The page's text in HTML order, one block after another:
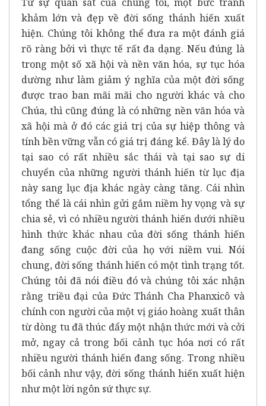
khảm lớn và đẹp về đời sống thánh hiến xuất
hiện. Chúng tôi không thể đưa ra một đánh giá
rõ ràng bởi vì thực tế rất đa dạng. Nếu đúng là
trong một số xã hội và nền văn hóa, sự tục hóa
dường như làm giảm ý nghĩa của một đời sống
được trao ban mãi mãi cho người khác và cho
Chúa, thì cũng đúng là có những nền văn hóa và
xã hội mà ở đó các giá trị của sự hiệp thông và
tính bền vững vẫn có giá trị đáng kể. Đây là lý do
tại sao có rất nhiều sắc thái và tại sao sự di
chuyển của những người thánh hiến từ lục địa
này sang lục địa khác ngày càng tăng. Cái nhìn
tổng thể là cái nhìn gửi gắm niềm hy vọng và sự
chia sẻ, vì có nhiều người thánh hiến dưới nhiều
hình thức khác nhau của đời sống thánh hiến
đang sống cuộc đời của họ với niềm vui. Nói
chung, đời sống thánh hiến có một tình trạng tốt.
Chúng tôi đã nói điều đó và chúng tôi xác nhận
rằng triều đại của Đức Thánh Cha Phanxicô và
chính con người của một vị giáo hoàng xuất thân
từ dòng tu đã thúc đẩy một nhận thức mới và cởi
mở, ngay cả trong bối cảnh tục hóa nơi có rất
nhiều người thánh hiến đang sống. Trong nhiều
bối cảnh như vậy, đời sống thánh hiến xuất hiện
như một lời ngôn sứ thực sự.